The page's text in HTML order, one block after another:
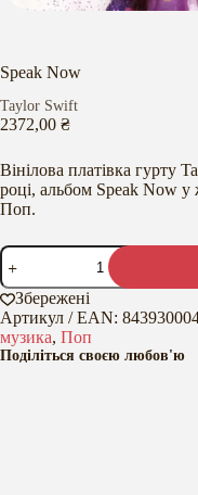
Speak Now
Taylor Swift
2372,00 ₴
Вінілова платівка гурту
році, альбом Speak Now
Поп.
Speak
Now
кількість
Збережені
Артикул / EAN:
музика, Поп
Поділіться своєю любов'ю